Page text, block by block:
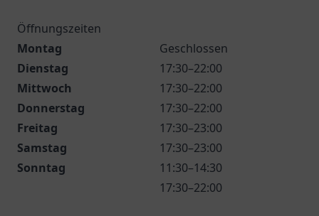
Öffnungszeiten
Montag
Geschlossen
Dienstag
17:30–22:00
Mittwoch
17:30–22:00
Donnerstag
17:30–22:00
Freitag
17:30–23:00
Samstag
17:30–23:00
Sonntag
11:30–14:30
17:30–22:00